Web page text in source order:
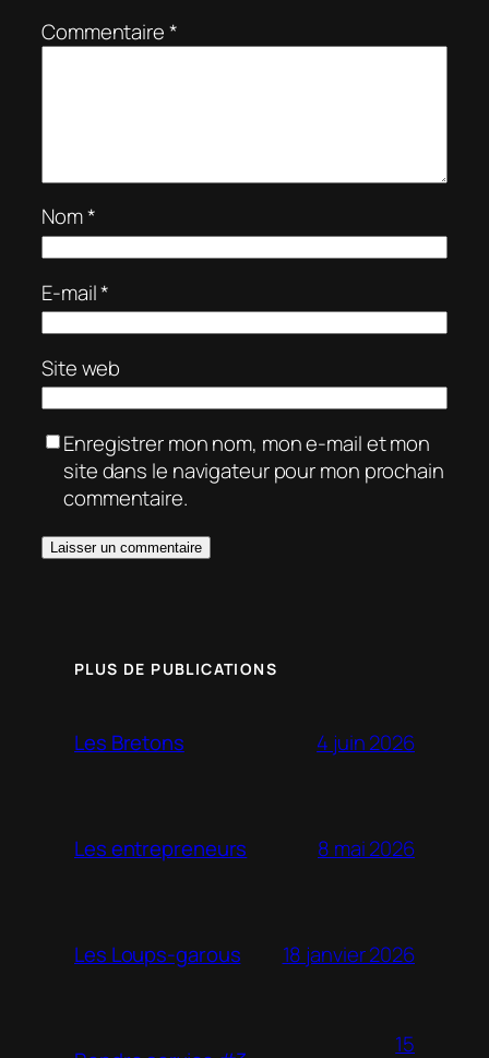
Commentaire*
Nom*
E-mail*
Site web
Enregistrer mon nom, mon e-mail et mon
site dans le navigateur pour mon prochain
commentaire.
PLUS DE PUBLICATIONS
Les Bretons 4 juin 2026
Les entrepreneurs 8 mai 2026
Les Loups-garous 18 janvier 2026
15